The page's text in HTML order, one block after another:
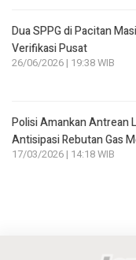
Dua SPPG di Pacitan
Verifikasi Pusat
26/06/2026 | 19:38 WIB
Polisi Amankan Antrean
Antisipasi Rebutan Gas
17/03/2026 | 14:18 WIB